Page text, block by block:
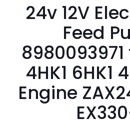
24v 12V
Feed
4HK1 6HK1
Engine